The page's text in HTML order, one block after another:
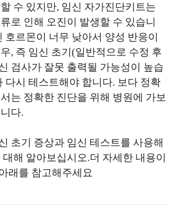
수 있지만, 임신 자가진단키트는
로 인해 오진이 발생할 수 있습니
호르몬이 너무 낮아서 양성 반응이
, 즉 임신 초기(일반적으로 수정 후
검사가 잘못 출력될 가능성이 높습
다시 테스트해야 합니다. 보다 정확
는 정확한 진단을 위해 병원에 가보
다.
초기 증상과 임신 테스트를 사용해
해 알아보십시오.더 자세한 내용이
래를 참고해주세요